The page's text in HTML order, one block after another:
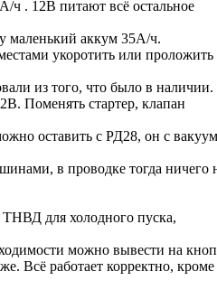
ч . 12В питают всё остальное
маленький аккум 35А/ч.
укоротить или проложить
из того, что было в наличии.
Поменять стартер, клапан
оставить с РД28, он с
в проводке тогда ничего
для холодного пуска,
можно вывести на
Всё работает корректно, кроме